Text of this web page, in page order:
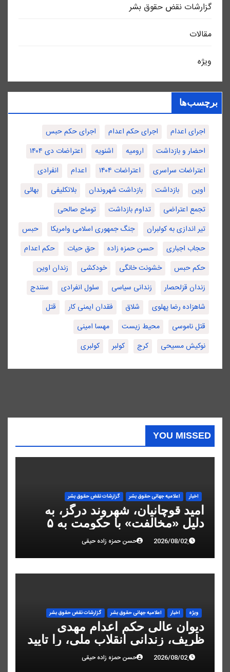
گزارشات نقض حقوق بشر
مقالات
ویژه
برچسب‌ها
اجرای اعدام اجرای حکم اعدام
اجرای حکم حبس
احضار و بازداشت
ارومیه اشنویه
اعتراضات دی ۱۴۰۴
اعتراضات سراسری
اعتراضات ۱۴۰۴ اعدام
انفرادی
اوین
بازداشت بازداشت شهروندان بلاتکلیفی
بهائی
تجمع اعتراضی
تداوم بازداشت
توماج صالحی
تیر اندازی به کولبران
جنگ جمهوری اسلامی وامریکا
حبس
حجاب اجباری
حسن حمزه زاده حق حیات
حکم اعدام
حکم حبس
خشونت خانگی خودکشی
زندان اوین
زندان قزلحصار
زندانی سیاسی سلول انفرادی
سنندج
شاهزاده رضا پهلوی
شلاق فقدان ایمنی کار
قتل
قتل ناموسی
محیط زیست
مهسا امینی
نوکیش مسیحی
کرج کولبر کولبری
YOU MISSED
اخبار اعلاميه جهانی حقوق بشر گزارشات نقض حقوق بشر
امید قوچانیان، شهروند درگز، به
دلیل «مخالفت» با حکومت به ۵
سال زندان محکوم شد
حسن حمزه زاده حیقی
ویژه اخبار اعلاميه جهانی حقوق بشر گزارشات نقض حقوق بشر
دیوان عالی حکم اعدام مهدی
ظریف، زندانی انقلاب ملی، را تایید
کرد
حسن حمزه زاده حیقی